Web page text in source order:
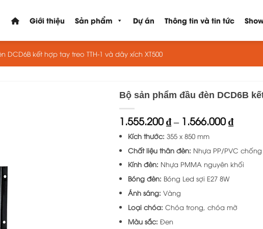
Giới thiệu Sản phẩm Dự án Thông tin và tin tức
DCD6B kết hợp tay treo TTH-1 và dây xích XT500
Bộ sản phẩm đầu đèn DCD6B
1.555.200₫– 1.566.000₫
giá:
đến
Kích thước: 355 x 850 mm
Chất liệu thân đèn: Nhựa PP/PVC
Kính đèn: Nhựa PMMA nguyên khối
Bóng đèn: Bóng Led sợi E27 8W
Ánh sáng: Vàng
Loại chóa: Chóa trong, chóa mờ
Màu sắc: Đen